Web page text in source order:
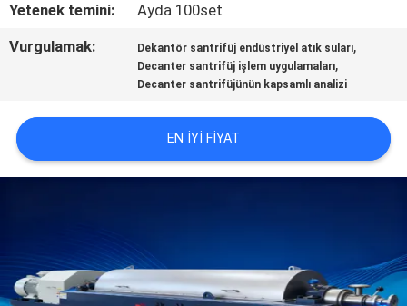
DAVALAR
İSTE
GIZLILIK
POLITIKASI
Yetenek temini:
Ayda 100set
Vurgulamak:
Dekantör santrifüj endüstriyel atık suları,
Decanter santrifüj işlem uygulamaları,
Decanter santrifüjünün kapsamlı analizi
EN IYI FIYAT